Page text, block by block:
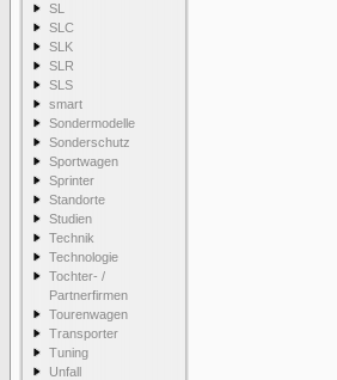
SL
SLC
SLK
SLR
SLS
smart
Sondermodelle
Sonderschutz
Sportwagen
Sprinter
Standorte
Studien
Technik
Technologie
Tochter- /
Partnerfirmen
Tourenwagen
Transporter
Tuning
Unfall